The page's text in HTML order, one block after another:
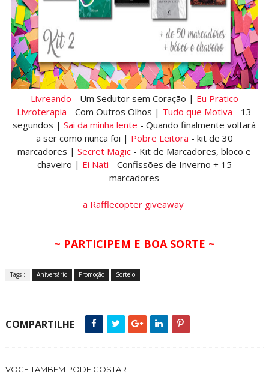
Livreando - Um Sedutor sem Coração | Eu Pratico
Livroterapia - Com Outros Olhos | Tudo que Motiva - 13
segundos |Sai da minha lente - Quando finalmente voltará
a ser como nunca foi | Pobre Leitora - kit de 30
marcadores |Secret Magic - Kit de Marcadores, bloco e
chaveiro | Ei Nati - Confissões de Inverno + 15
marcadores
a Rafflecopter giveaway
~ PARTICIPEM E BOA SORTE ~
Tags : Aniversário Promoção Sorteio
COMPARTILHE
VOCÊ TAMBÉM PODE GOSTAR